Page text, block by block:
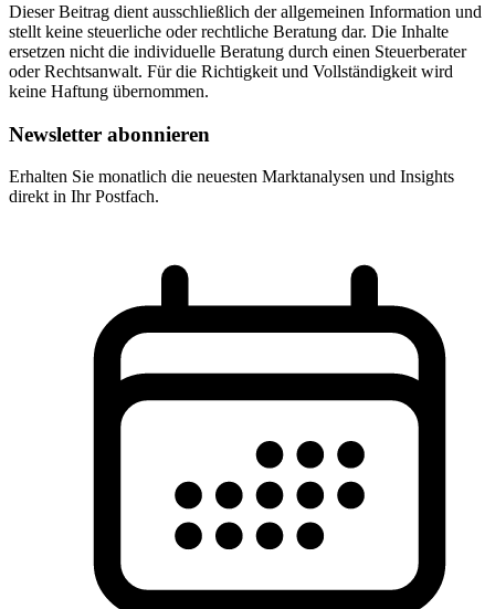
Dieser Beitrag dient ausschließlich der allgemeinen Information und
stellt keine steuerliche oder rechtliche Beratung dar. Die Inhalte
ersetzen nicht die individuelle Beratung durch einen Steuerberater
oder Rechtsanwalt. Für die Richtigkeit und Vollständigkeit wird
keine Haftung übernommen.
Newsletter abonnieren
Erhalten Sie monatlich die neuesten Marktanalysen und Insights
direkt in Ihr Postfach.